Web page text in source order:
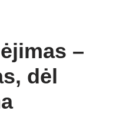
–
dėl